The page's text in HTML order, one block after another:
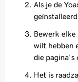
Als je de
Bewerk elke
wilt hebben
die pagina's
Het is